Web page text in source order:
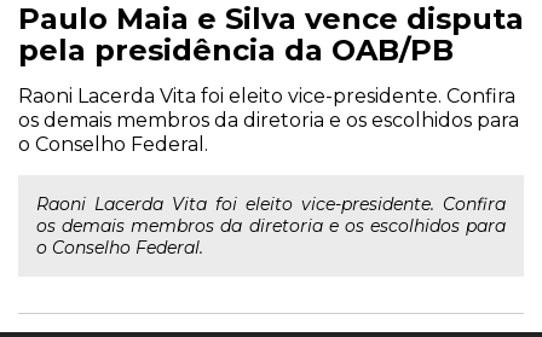
Paulo Maia e Silva vence disputa
pela presidência da OAB/PB
Raoni Lacerda Vita foi eleito vice-presidente. Confira
os demais membros da diretoria e os escolhidos para
o Conselho Federal.
Raoni Lacerda Vita foi eleito vice-presidente. Confira
os demais membros da diretoria e os escolhidos para
o Conselho Federal.